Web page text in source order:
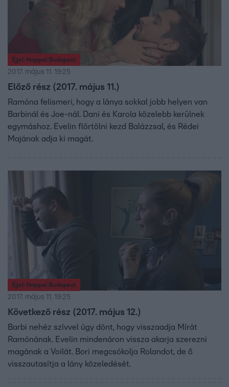
Éjjel-Nappal Budapest
2017. május 11. 19:25
Előző rész (2017. május 11.)
Ramóna felismeri, hogy a lánya sokkal jobb helyen van
Barbinál és Joe-nál. Dani és Karola közelebb kerülnek
egymáshoz. Evelin flörtölni kezd Balázzsal, és Rédei
Majának adja ki magát.
Éjjel-Nappal Budapest
2017. május 11. 19:25
Következő rész (2017. május 12.)
Barbi nehéz szívvel úgy dönt, hogy visszaadja Mírát
Ramónának. Evelin mindenáron vissza akarja szerezni
magának a Voilát. Bori megcsókolja Rolandot, de ő
visszautasítja a lány közeledését.